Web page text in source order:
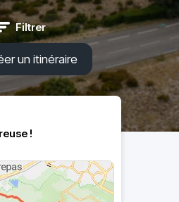
Filtrer
un itinéraire
!